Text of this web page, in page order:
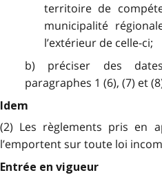
territoire de
municipalité
l’extérieur de celle-ci;
b) préciser des
paragraphes 1 (6), (7) et
Idem
(2) Les règlements pris en
l’emportent sur toute loi
Entrée en vigueur